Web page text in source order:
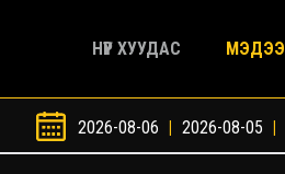
НҮҮР ХУУДАС МЭДЭЭ
2026-08-06 | 2026-08-05 |